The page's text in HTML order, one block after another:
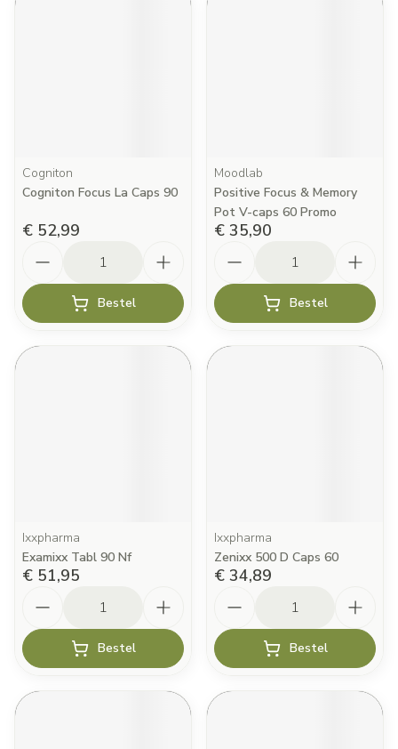
Cogniton
Cogniton Focus La Caps 90
€ 52,99
Bestel
Moodlab
Positive Focus & Memory
Pot V-caps 60 Promo
€ 35,90
Bestel
Ixxpharma
Examixx Tabl 90 Nf
€ 51,95
Bestel
Ixxpharma
Zenixx 500 D Caps 60
€ 34,89
Bestel